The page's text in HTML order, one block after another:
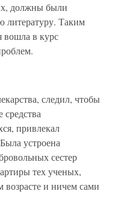
должны были
литературу. Таким
вошла в курс
следил, чтобы
привлекал
устроена
сестер
тех ученых,
возрасте и ничем сами